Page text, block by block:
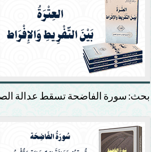
بحث: سورة الفاضحة تسقط عدالة